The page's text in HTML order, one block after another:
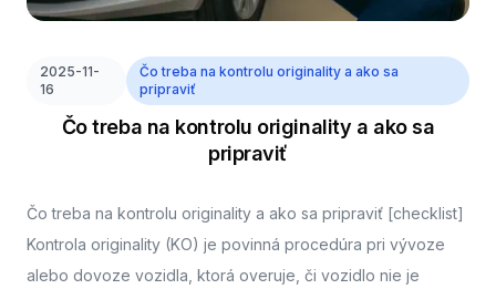
2025-11-
16
Čo treba na kontrolu originality a ako sa
pripraviť
Čo treba na kontrolu originality a ako sa
pripraviť
Čo treba na kontrolu originality a ako sa pripraviť [checklist]
Kontrola originality (KO) je povinná procedúra pri vývoze
alebo dovoze vozidla, ktorá overuje, či vozidlo nie je